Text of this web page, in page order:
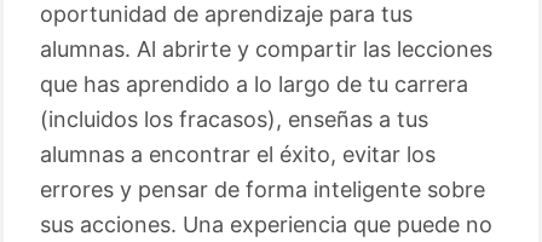
oportunidad de aprendizaje para tus
alumnas. Al abrirte y compartir las lecciones
que has aprendido a lo largo de tu carrera
(incluidos los fracasos), enseñas a tus
alumnas a encontrar el éxito, evitar los
errores y pensar de forma inteligente sobre
sus acciones. Una experiencia que puede no